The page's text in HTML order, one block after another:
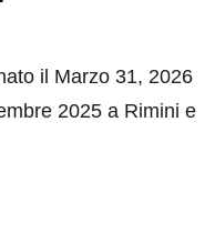
il Marzo 31, 2026
2025 a Rimini e